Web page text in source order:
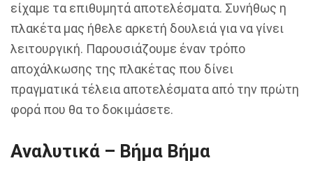
είχαμε τα επιθυμητά αποτελέσματα. Συνήθως η
πλακέτα μας ήθελε αρκετή δουλειά για να γίνει
λειτουργική. Παρουσιάζουμε έναν τρόπο
αποχάλκωσης της πλακέτας που δίνει
πραγματικά τέλεια αποτελέσματα από την πρώτη
φορά που θα το δοκιμάσετε.
Αναλυτικά – Βήμα Βήμα